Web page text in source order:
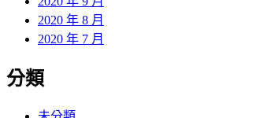
2020 年 8 月
2020 年 7 月
分類